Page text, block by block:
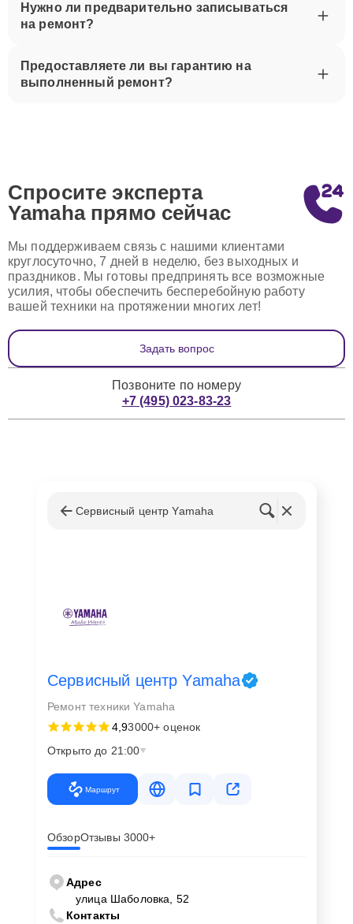
Нужно ли предварительно записываться
на ремонт?
Предоставляете ли вы гарантию на
выполненный ремонт?
Спросите эксперта
Yamaha прямо сейчас
Мы поддерживаем связь с нашими клиентами
круглосуточно, 7 дней в неделю, без выходных и
праздников. Мы готовы предпринять все возможные
усилия, чтобы обеспечить бесперебойную работу
вашей техники на протяжении многих лет!
Задать вопрос
Позвоните по номеру
+7 (495) 023-83-23
Сервисный центр Yamaha
Сервисный центр Yamaha
Ремонт техники Yamaha
4,93000+ оценок
Открыто до 21:00
Маршрут
ОбзорОтзывы 3000+
Адрес
улица Шаболовка, 52
Контакты